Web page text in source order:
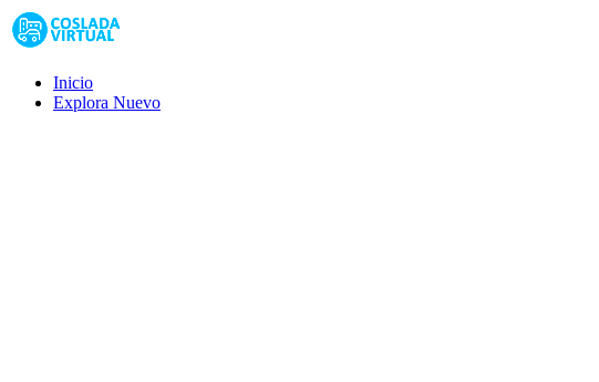
Inicio
Explora Nuevo